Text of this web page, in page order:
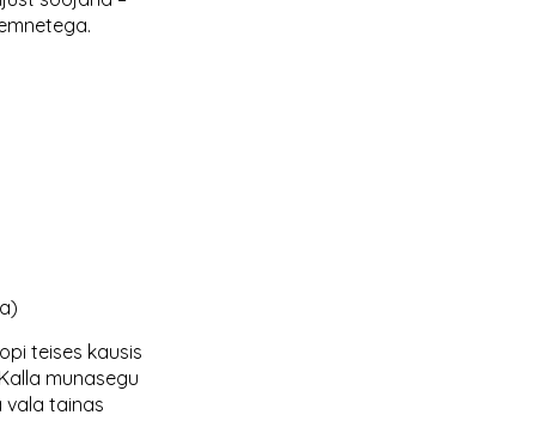
teises kausis
munasegu
vala tainas